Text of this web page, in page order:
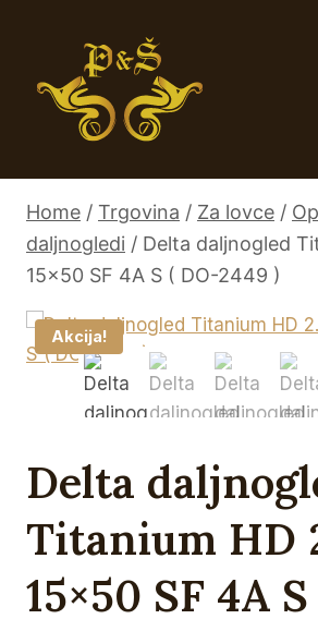
Home / Trgovina / Za lovce /
daljnogledi / Delta daljnogled
15×50 SF 4A S ( DO-2449 )
Akcija!
Delta
Titanium HD
15×50 SF 4A